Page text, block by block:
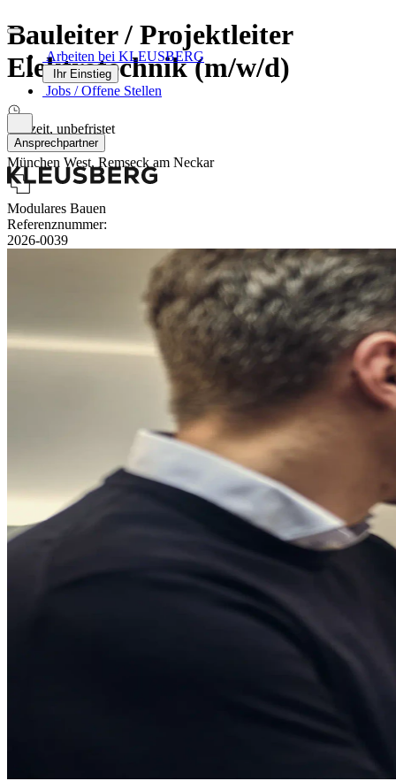
Arbeiten bei KLEUSBERG
Ihr Einstieg
Jobs / Offene Stellen
Ansprechpartner
Bauleiter / Projektleiter
Elektrotechnik (m/w/d)
Vollzeit, unbefristet
München West, Remseck am Neckar
Modulares Bauen
Referenznummer:
2026-0039